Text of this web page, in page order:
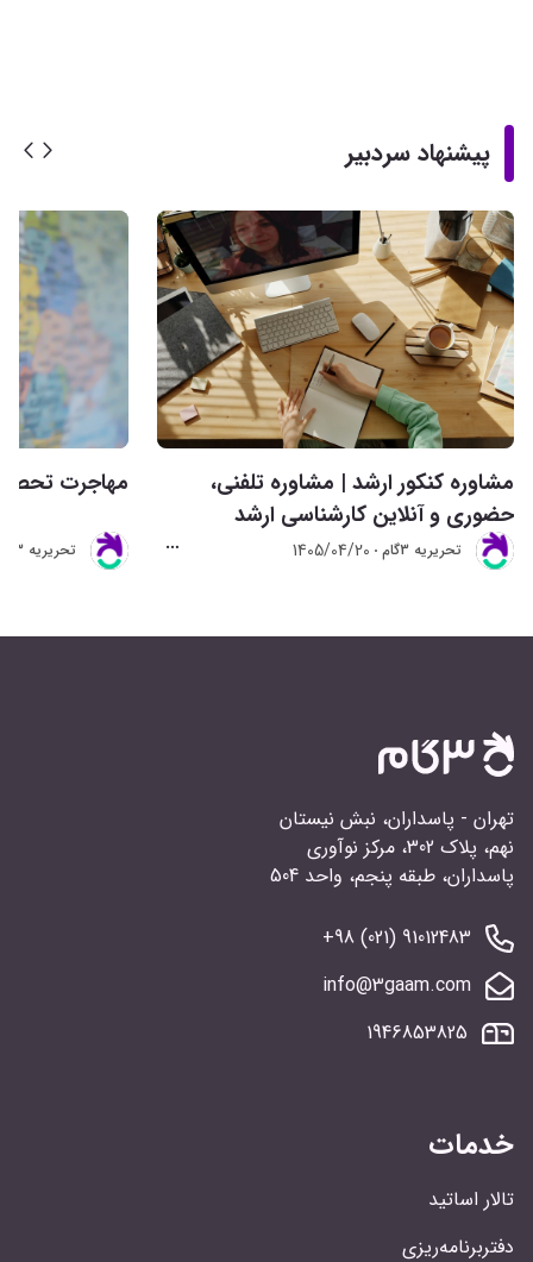
پیشنهاد سردبیر
مشاوره کنکور ارشد | مشاوره تلفنی،
حضوری و آنلاین کارشناسی ارشد
تحريريه 3گام 1405/04/20
مهاجرت
تحريريه 3گام
تهران - پاسداران، نبش نیستان
نهم، پلاک 302، مرکز نوآوری
پاسداران، طبقه پنجم، واحد 504
91012483 (021) 98+
info@3gaam.com
1946853825
خدمات
تالار اساتید
دفتربرنامه‌ریزی